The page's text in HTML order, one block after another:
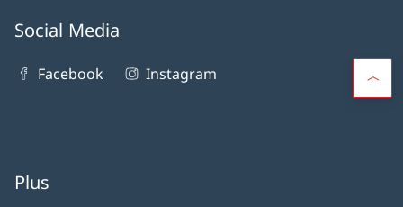
Social Media
Facebook Instagram
Plus